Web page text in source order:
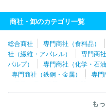
クリヤマジャパン株式会社
株
株式会社ＧＭＴ
株式会社カナエ
ー
タキイ種苗株式会社 山内
グリーンホスピタルサプライ株
業株式会社
株式会社丹波屋
社
カネコ種苗株式会社 関東
株式会社
商社・卸のカテゴリ一覧
総合商社 専門商社（食料品）
社（繊維・アパレル）
専門商
パルプ）
専門商社（化学・石油
専門商社（鉄鋼・金属）
専門
（電子・電気機器・OA機器）
器）
専門商社（医療機器）
専門商社（スポーツ・レ
も